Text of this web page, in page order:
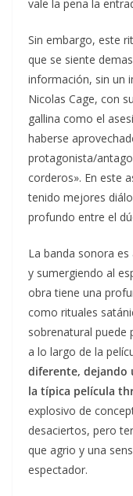
vale la pena la
Sin embargo, este
que se siente
información, sin un
Nicolas Cage, con
gallina como el
haberse
protagonista/
corderos». En este
tenido mejores
profundo entre el
La banda sonora
y sumergiendo al
obra tiene una
como rituales
sobrenatural puede
a lo largo de la
diferente, dejando
la típica película
explosivo de
desaciertos, pero
que agrio y una
espectador.